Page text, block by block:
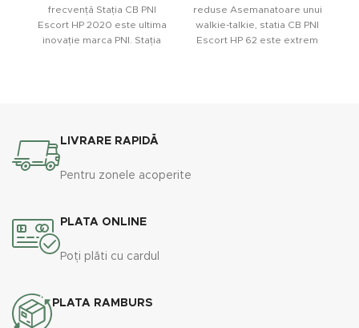
frecvență Stația CB PNI
Escort HP 2020 este ultima
inovație marca PNI. Stația
reduse Asemanatoare unui
walkie-talkie, statia CB PNI
Escort HP 62 este extrem
LIVRARE RAPIDĂ
Pentru zonele acoperite
PLATA ONLINE
Poți plăti cu cardul
PLATA RAMBURS